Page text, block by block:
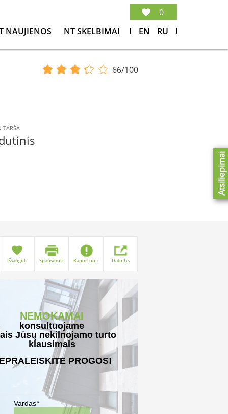
NAUJIENOS NT SKELBIMAI EN RU
0
66/100
TARŠA
Išsaugoti Spausdinti Raportuoti Dalintis
NEMOKAMAI
konsultuojame
Jūsų nekilnojamo turto
klausimais
PROGOS!
Vardas*
Atsiliepimai